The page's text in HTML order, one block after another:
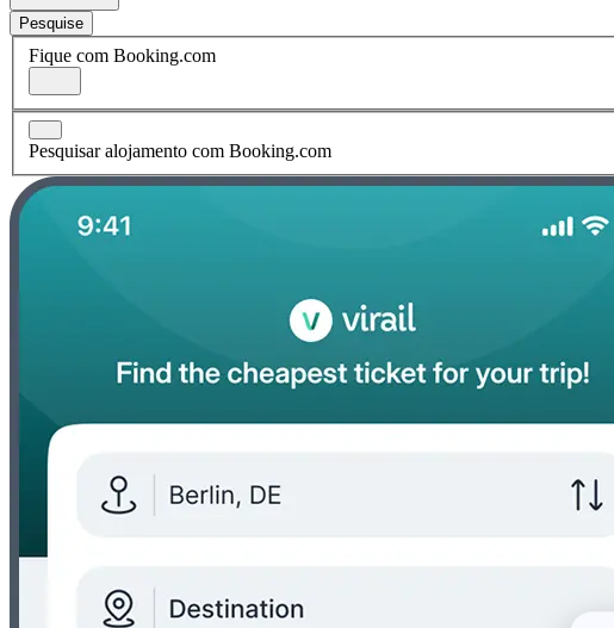
Pesquise
Fique com Booking.com
Pesquisar alojamento com Booking.com